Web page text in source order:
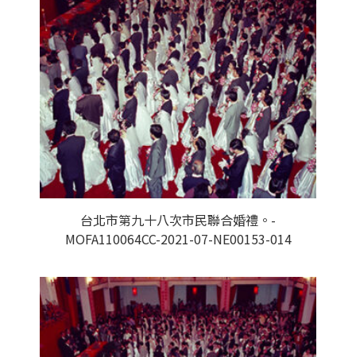
台北市第九十八次市民聯合婚禮。-
MOFA110064CC-2021-07-NE00153-014